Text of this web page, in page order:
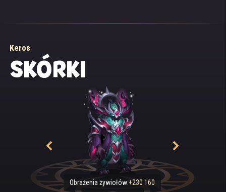
Keros
SKÓRKI
Obrażenia żywiołów:+230 160